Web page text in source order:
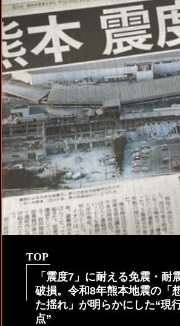
TOP
「震度7」に耐える免震・耐
破損。令和8年熊本地震の「
た揺れ」が明らかにした“現
点”